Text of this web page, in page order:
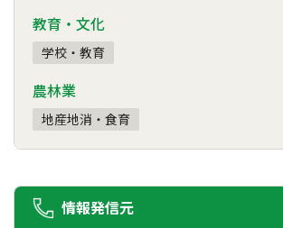
教育・文化
学校・教育
農林業
地産地消・食育
情報発信元